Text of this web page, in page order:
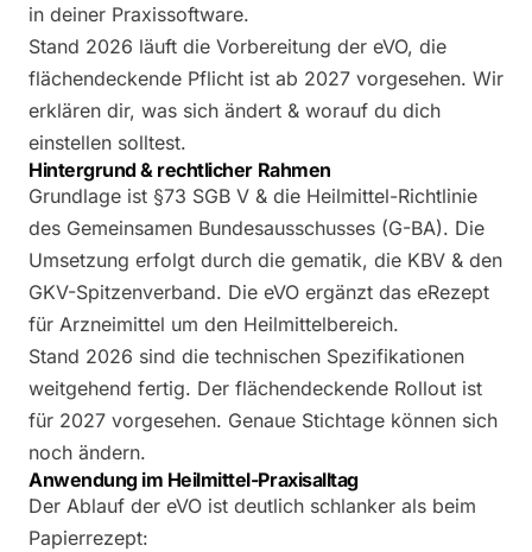
in deiner Praxissoftware.
Stand 2026 läuft die Vorbereitung der eVO, die
flächendeckende Pflicht ist ab 2027 vorgesehen. Wir
erklären dir, was sich ändert & worauf du dich
einstellen solltest.
Hintergrund & rechtlicher Rahmen
Grundlage ist §73 SGB V & die Heilmittel-Richtlinie
des Gemeinsamen Bundesausschusses (G-BA). Die
Umsetzung erfolgt durch die gematik, die KBV & den
GKV-Spitzenverband. Die eVO ergänzt das eRezept
für Arzneimittel um den Heilmittelbereich.
Stand 2026 sind die technischen Spezifikationen
weitgehend fertig. Der flächendeckende Rollout ist
für 2027 vorgesehen. Genaue Stichtage können sich
noch ändern.
Anwendung im Heilmittel-Praxisalltag
Der Ablauf der eVO ist deutlich schlanker als beim
Papierrezept: